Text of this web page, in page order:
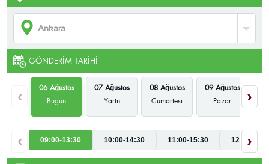
GÖNDERIM TARIHI
‹
06 Ağustos
Bugün
07 Ağustos
Yarın
08 Ağustos
Cumartesi
09 Ağustos
Pazar
›
‹ 09:00-13:30 10:00-14:30 11:00-15:30 12:00-
›